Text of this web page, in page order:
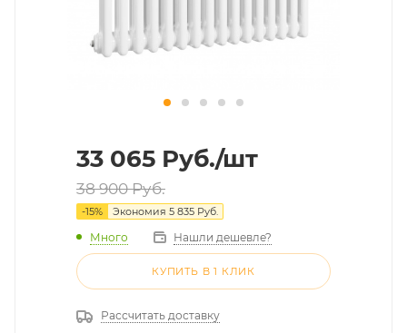
33 065 Руб./шт
38 900Руб.
-15% Экономия 5 835 Руб.
Много Нашли дешевле?
КУПИТЬ В 1 КЛИК
Рассчитать доставку